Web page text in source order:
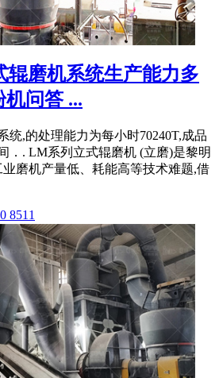
辊磨机系统生产能力多
机问答 ...
统,的处理能力为每小时70240T,成品
．. LM系列立式辊磨机 (立磨)是黎明
磨机产量低、耗能高等技术难题,借
8511